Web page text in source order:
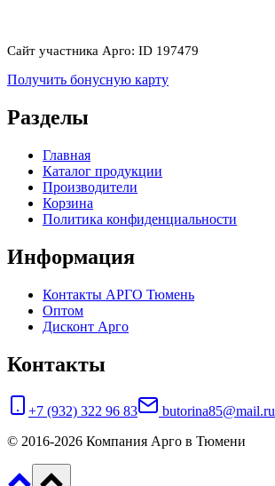
Сайт участника Арго: ID 197479
Получить бонусную карту
Разделы
Главная
Каталог продукции
Производители
Корзина
Политика конфиденциальности
Информация
Контакты АРГО Тюмень
Оптом
Дисконт Арго
Контакты
+7 (932) 322 96 83
butorina85@mail.ru
© 2016-2026 Компания Арго в Тюмени